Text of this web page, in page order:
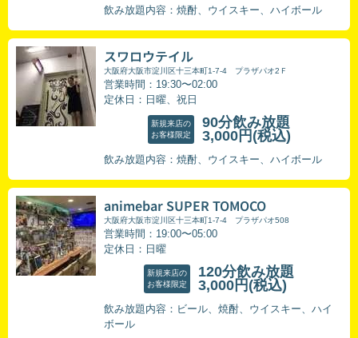
飲み放題内容：焼酎、ウイスキー、ハイボール
スワロウテイル
大阪府大阪市淀川区十三本町1-7-4 プラザパオ2Ｆ
営業時間：19:30〜02:00
定休日：日曜、祝日
新規来店の
お客様限定
90分飲み放題
3,000円 (税込)
飲み放題内容：焼酎、ウイスキー、ハイボール
animebar SUPER TOMOCO
大阪府大阪市淀川区十三本町1-7-4 プラザパオ508
営業時間：19:00〜05:00
定休日：日曜
新規来店の
お客様限定
120分飲み放題
3,000円 (税込)
飲み放題内容：ビール、焼酎、ウイスキー、ハイ
ボール